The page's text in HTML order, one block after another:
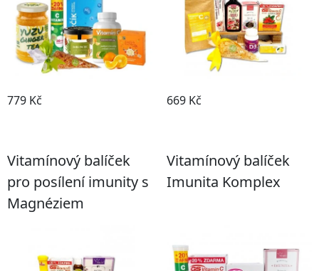
779 Kč
669 Kč
Vitamínový balíček
pro posílení imunity s
Magnéziem
Vitamínový balíček
Imunita Komplex